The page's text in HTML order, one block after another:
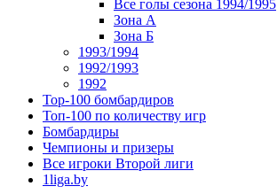
Все голы сезона 1994/1995
Зона А
Зона Б
1993/1994
1992/1993
1992
Top-100 бомбардиров
Топ-100 по количеству игр
Бомбардиры
Чемпионы и призеры
Все игроки Второй лиги
1liga.by